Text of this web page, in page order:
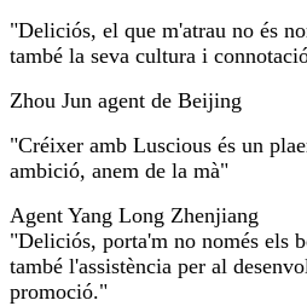
"Deliciós, el que m'atrau no és
també la seva cultura i
Zhou Jun agent de Beijing
"Créixer amb Luscious és un
ambició, anem de la mà"
Agent Yang Long Zhenjiang
"Deliciós, porta'm no només els
també l'assistència per al
promoció."